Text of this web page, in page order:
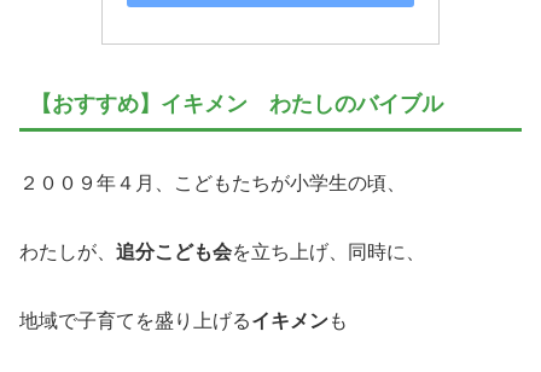
【おすすめ】イキメン わたしのバイブル
２００９年４月、こどもたちが小学生の頃、
わたしが、 追分こども会を立ち上げ、同時に、
地域で子育てを盛り上げるイキメンも